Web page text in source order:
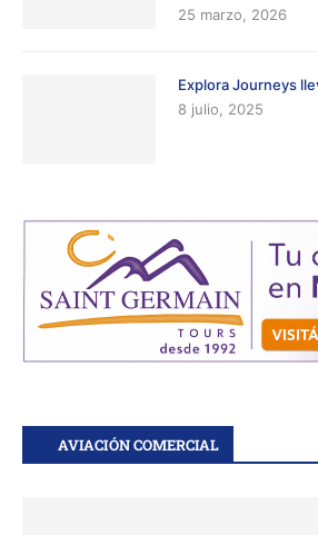
25 marzo, 2026
Explora Journeys
8 julio, 2025
AVIACIÓN COMERCIAL